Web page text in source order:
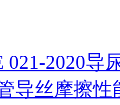
021-2020导
导丝摩擦